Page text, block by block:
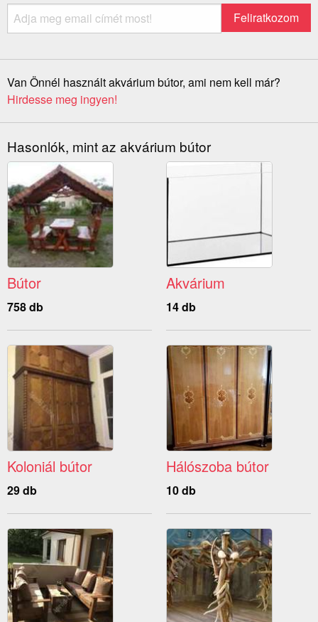
Van Önnél használt akvárium bútor, ami nem kell már?
Hirdesse meg ingyen!
Hasonlók, mint az akvárium bútor
Bútor
758 db
Akvárium
14 db
Koloniál bútor
29 db
Hálószoba bútor
10 db